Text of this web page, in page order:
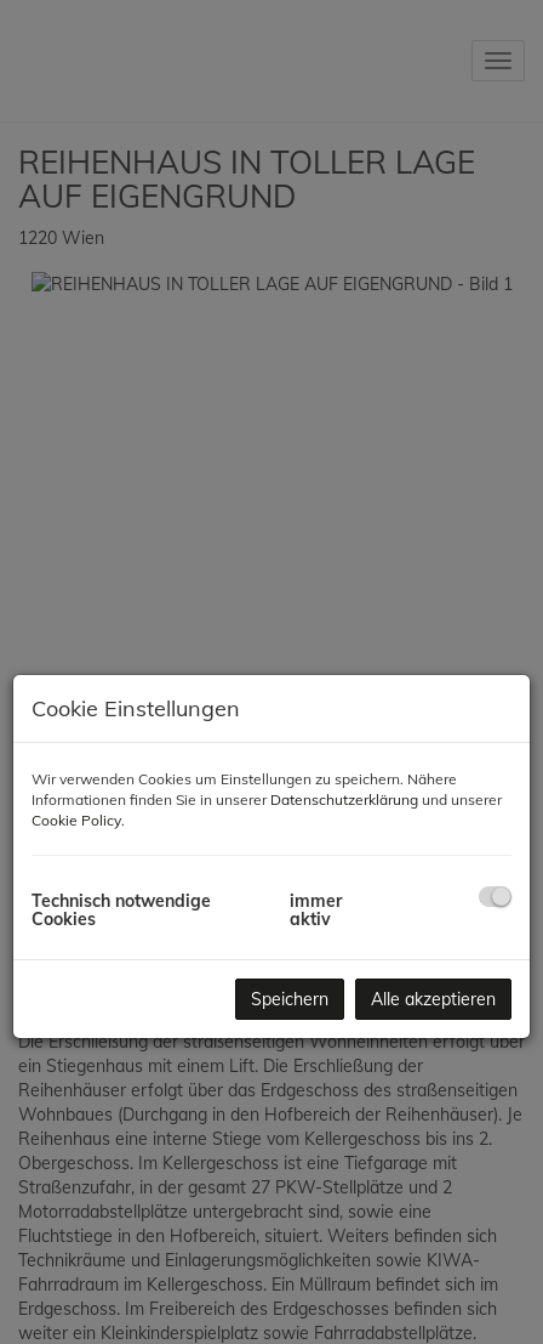
REIHENHAUS IN TOLLER LAGE
AUF EIGENGRUND
1220 Wien
Das sehr schöne Projekt bestehend aus zwei Baukörpern, einer
Die Erschließung der straßenseitigen Wohneinheiten erfolgt über
ein Stiegenhaus mit einem Lift. Die Erschließung der
Reihenhäuser erfolgt über das Erdgeschoss des straßenseitigen
Wohnbaues (Durchgang in den Hofbereich der Reihenhäuser). Je
Reihenhaus eine interne Stiege vom Kellergeschoss bis ins 2.
Obergeschoss. Im Kellergeschoss ist eine Tiefgarage mit
Straßenzufahr, in der gesamt 27 PKW-Stellplätze und 2
Motorradabstellplätze untergebracht sind, sowie eine
Fluchtstiege in den Hofbereich, situiert. Weiters befinden sich
Technikräume und Einlagerungsmöglichkeiten sowie KIWA-
Fahrradraum im Kellergeschoss. Ein Müllraum befindet sich im
Erdgeschoss. Im Freibereich des Erdgeschosses befinden sich
weiter ein Kleinkinderspielplatz sowie Fahrradabstellplätze.
Cookie Einstellungen
Wir verwenden Cookies um Einstellungen zu speichern. Nähere
Informationen finden Sie in unserer Datenschutzerklärung und unserer
Cookie Policy.
Technisch notwendige
Cookies
immer
aktiv
Speichern Alle akzeptieren